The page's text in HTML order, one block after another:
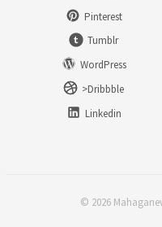
Pinterest
Tumblr
WordPress
>Dribbble
Linkedin
© 2026